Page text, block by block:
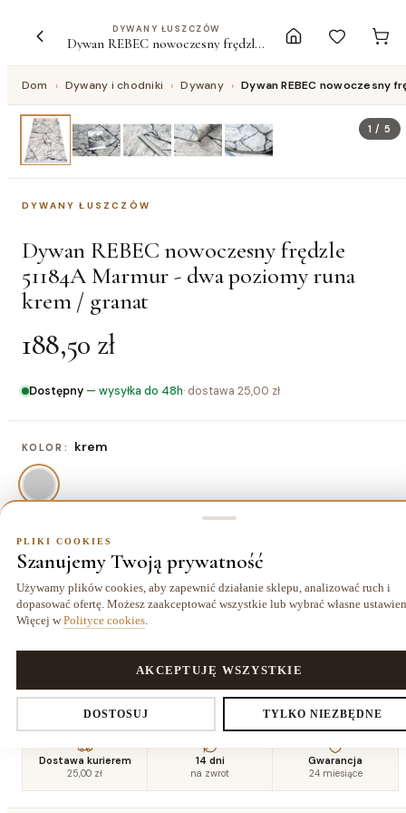
DYWANY ŁUSZCZÓW
Dywan REBEC nowoczesny frędzle 51184A Marmur - dwa poziomy runa krem / granat
Dom › Dywany i chodniki › Dywany › Dywan REBEC nowoczesny
1 /5
DYWANY ŁUSZCZÓW
Dywan REBEC nowoczesny frędzle
51184A Marmur - dwa poziomy runa
krem / granat
188,50 zł
Dostępny — wysyłka do 48h· dostawa 25,00 zł
KOLOR: krem
ROZMIAR: 80x150 cm
80x150 cm
188,50 zł
120x170 cm
325,00 zł
140x190 cm
422,50 zł
160x220
cm
180x270
200x290
cm
240x330
cm
280x370
Dostawa kurierem
25,00 zł
14 dni
na zwrot
Gwarancja
24 miesiące
PLIKI COOKIES
Szanujemy Twoją prywatność
Używamy plików cookies, aby zapewnić działanie sklepu, analizować ruch i
dopasować ofertę. Możesz zaakceptować wszystkie lub wybrać własne
Więcej w Polityce cookies
DOSTOSUJ TYLKO NIEZBĘDNE
AKCEPTUJĘ WSZYSTKIE
Ustawienia prywatności
Decydujesz, które dane zbieramy. Niezbędne pliki cookies są